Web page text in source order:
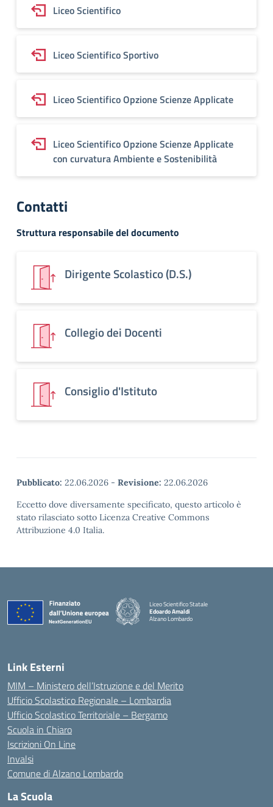
Liceo Scientifico
Liceo Scientifico Sportivo
Liceo Scientifico Opzione Scienze Applicate
Liceo Scientifico Opzione Scienze Applicate
con curvatura Ambiente e Sostenibilità
Contatti
Struttura responsabile del documento
Dirigente Scolastico (D.S.)
Collegio dei Docenti
Consiglio d'Istituto
Pubblicato: 22.06.2026 - Revisione: 22.06.2026
Eccetto dove diversamente specificato, questo articolo è
stato rilasciato sotto Licenza Creative Commons
Attribuzione 4.0 Italia.
Liceo Scientifico Statale
Edoardo Amaldi
Alzano Lombardo
Link Esterni
MIM – Ministero dell’Istruzione e del Merito
Ufficio Scolastico Regionale – Lombardia
Ufficio Scolastico Territoriale – Bergamo
Scuola in Chiaro
Iscrizioni On Line
Invalsi
Comune di Alzano Lombardo
La Scuola